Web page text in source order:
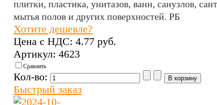
плитки, пластика, унитазов, ванн, санузлов,
мытья полов и других поверхностей. РБ
Хотите дешевле?
Цена с НДС: 4.77 pуб.
Артикул: 4623
Сравнить
Кол-во:
Быстрый заказ